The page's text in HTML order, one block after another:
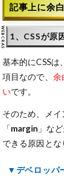
記事上に余
1、CSSが原
基本的にCSS
項目なので、 余
いです。
そのため、メ
「margin 」な
できる原因とな
▼デベロッパ